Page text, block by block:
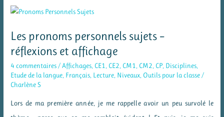
–
poèmes
pour
Papa
Les pronoms personnels sujets –
réflexions et affichage
4 commentaires /Affichages CE1 CE2 CM1 CM2 CP Disciplines
Etude de la langue Français Lecture Niveaux Outils pour la classe /
Charlène S
Lors de ma première année, je me rappelle avoir un peu survolé le